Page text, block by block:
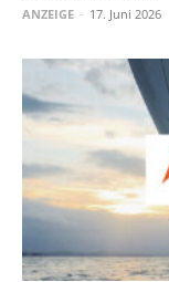
ANZEIGE - 17. Juni 2026